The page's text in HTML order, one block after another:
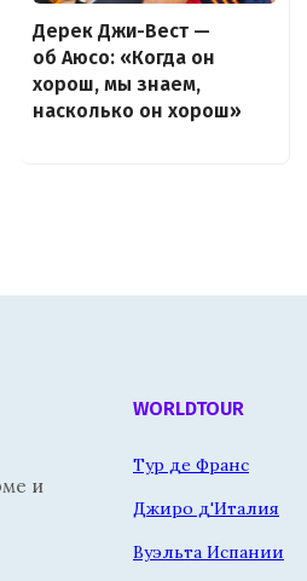
Дерек Джи-Вест —
об Аюсо: «Когда он
хорош, мы знаем,
насколько он хорош»
и
WORLDTOUR
Тур де Франс
Джиро д'Италия
Вуэльта Испании